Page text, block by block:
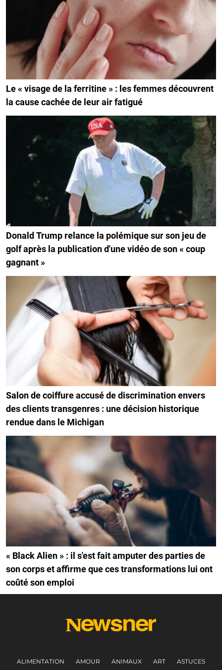
Le « visage de la ferritine » : les femmes découvrent
la cause cachée de leur air fatigué
Donald Trump relance la polémique sur son jeu de
golf après la publication d'une vidéo de son « coup
gagnant »
Salon de coiffure accusé de discrimination envers
des clients transgenres : une décision historique
rendue dans le Michigan
« Black Alien » : il s'est fait amputer des parties de
son corps et affirme que ces transformations lui ont
coûté son emploi
ALIMENTATION AMOUR ANIMAUX ART ASTUCES